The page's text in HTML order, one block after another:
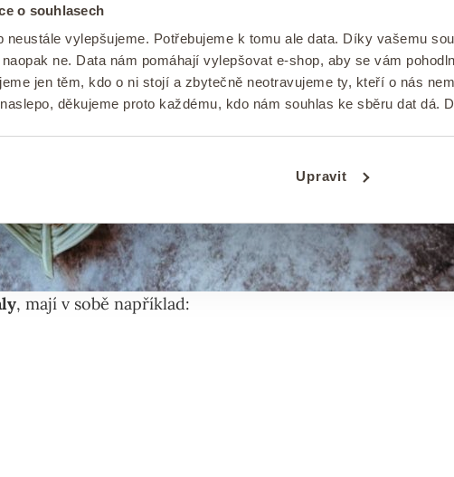
o souhlasech
neustále vylepšujeme. Potřebujeme k tomu ale data. Díky vašemu
ne. Data nám pomáhají vylepšovat e-shop, aby se vám
jen těm, kdo o ni stojí a zbytečně neotravujeme ty, kteří o nás
děkujeme proto každému, kdo nám souhlas ke sběru dat dá.
Upravit
, mají v sobě například: